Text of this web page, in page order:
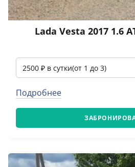
Lada Vesta 2017 1.6
Подробнее